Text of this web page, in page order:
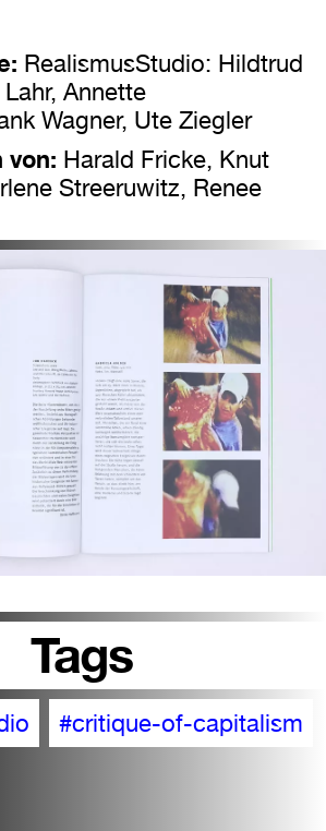
RealismusStudio: Hildtrud
Annette
Wagner, Ute Ziegler
von: Harald Fricke, Knut
Streeruwitz, Renee
Tags
#critique-of-capitalism